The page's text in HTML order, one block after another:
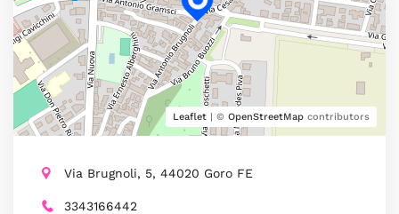
Leaflet | © OpenStreetMap contributors
Via Brugnoli, 5, 44020 Goro FE
3343166442